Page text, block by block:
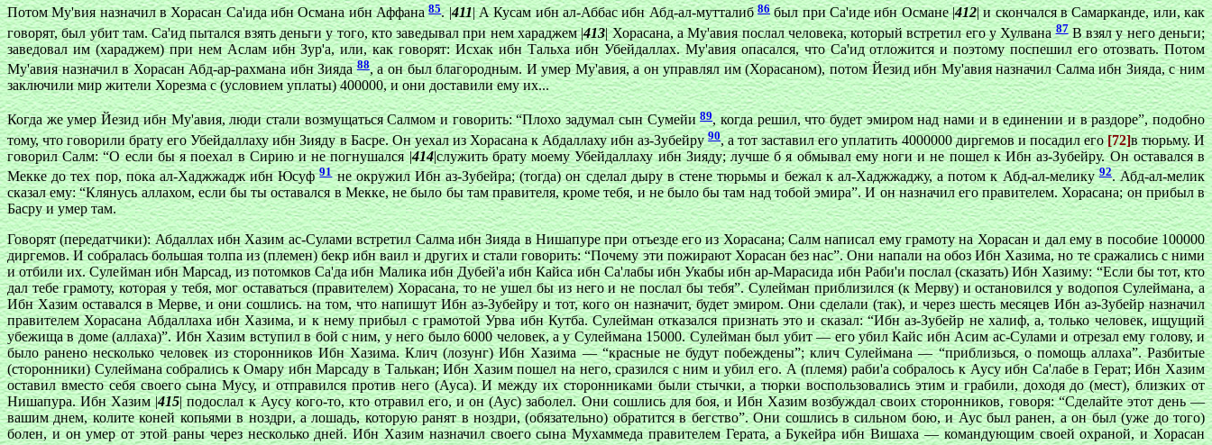
Потом Му'вия назначил в Хорасан Са'ида ибн Османа ибн Аффана85. |411| А Кусам ибн ал-Аббас ибн Абд-ал-мутталиб86был при Са'иде ибн Османе |412| и скончался в Самарканде, или, как
говорят, был убит там. Са'ид пытался взять деньги у того, кто заведывал при нем хараджем |413| Хорасана, а Му'авия послал человека, который встретил его у Хулвана87В взял у него деньги;
заведовал им (хараджем) при нем Аслам ибн Зур'а, или, как говорят: Исхак ибн Тальха ибн Убейдаллах. Му'авия опасался, что Са'ид отложится и поэтому поспешил его отозвать. Потом
Му'авия назначил в Хорасан Абд-ар-рахмана ибн Зияда88, а он был благородным. И умер Му'авия, а он управлял им (Хорасаном), потом Йезид ибн Му'авия назначил Салма ибн Зияда, с ним
заключили мир жители Хорезма с (условием уплаты) 400000, и они доставили ему их...
Когда же умер Йезид ибн Му'авия, люди стали возмущаться Салмом и говорить: “Плохо задумал сын Сумейи89, когда решил, что будет эмиром над нами и в единении и в раздоре”, подобно
тому, что говорили брату его Убейдаллаху ибн Зияду в Басре. Он уехал из Хорасана к Абдаллаху ибн аз-Зубейру90, а тот заставил его уплатить 4000000 диргемов и посадил его[72]в тюрьму. И
говорил Салм: “О если бы я поехал в Сирию и не погнушался |414|служить брату моему Убейдаллаху ибн Зияду; лучше б я обмывал ему ноги и не пошел к Ибн аз-Зубейру. Он оставался в
Мекке до тех пор, пока ал-Хаджжадж ибн Юсуф91не окружил Ибн аз-Зубейра; (тогда) он сделал дыру в стене тюрьмы и бежал к ал-Хаджжаджу, а потом к Абд-ал-мелику92. Абд-ал-мелик
сказал ему: “Клянусь аллахом, если бы ты оставался в Мекке, не было бы там правителя, кроме тебя, и не было бы там над тобой эмира”. И он назначил его правителем. Хорасана; он прибыл в
Басру и умер там.
Говорят (передатчики): Абдаллах ибн Хазим ас-Сулами встретил Салма ибн Зияда в Нишапуре при отъезде его из Хорасана; Салм написал ему грамоту на Хорасан и дал ему в пособие 100000
диргемов. И собралась большая толпа из (племен) бекр ибн ваил и других и стали говорить: “Почему эти пожирают Хорасан без нас”. Они напали на обоз Ибн Хазима, но те сражались с ними
и отбили их. Сулейман ибн Марсад, из потомков Са'да ибн Малика ибн Дубей'а ибн Кайса ибн Са'лабы ибн Укабы ибн ар-Марасида ибн Раби'и послал (сказать) Ибн Хазиму: “Если бы тот, кто
дал тебе грамоту, которая у тебя, мог оставаться (правителем) Хорасана, то не ушел бы из него и не послал бы тебя”. Сулейман приблизился (к Мерву) и остановился у водопоя Сулеймана, а
Ибн Хазим оставался в Мерве, и они сошлись. на том, что напишут Ибн аз-Зубейру и тот, кого он назначит, будет эмиром. Они сделали (так), и через шесть месяцев Ибн аз-Зубейр назначил
правителем Хорасана Абдаллаха ибн Хазима, и к нему прибыл с грамотой Урва ибн Кутба. Сулейман отказался признать это и сказал: “Ибн аз-Зубейр не халиф, а, только человек, ищущий
убежища в доме (аллаха)”. Ибн Хазим вступил в бой с ним, у него было 6000 человек, а у Сулеймана 15000. Сулейман был убит — его убил Кайс ибн Асим ас-Сулами и отрезал ему голову, и
было ранено несколько человек из сторонников Ибн Хазима. Клич (лозунг) Ибн Хазима — “красные не будут побеждены”; клич Сулеймана — “приблизься, о помощь аллаха”. Разбитые
(сторонники) Сулеймана собрались к Омару ибн Марсаду в Талькан; Ибн Хазим пошел на него, сразился с ним и убил его. А (племя) раби'а собралось к Аусу ибн Са'лабе в Герат; Ибн Хазим
оставил вместо себя своего сына Мусу, и отправился против него (Ауса). И между их сторонниками были стычки, а тюрки воспользовались этим и грабили, доходя до (мест), близких от
Нишапура. Ибн Хазим |415| подослал к Аусу кого-то, кто отравил его, и он (Аус) заболел. Они сошлись для боя, и Ибн Хазим возбуждал своих сторонников, говоря: “Сделайте этот день —
вашим днем, колите коней копьями в ноздри, а лошадь, которую ранят в ноздри, (обязательно) обратится в бегство”. Они сошлись в сильном бою, и Аус был ранен, a он был (уже до того)
болен, и он умер от этой раны через несколько дней. Ибн Хазим назначил своего сына Мухаммеда правителем Герата, а Букейра ибн Вишаха — командующим своей охраной, и Хорасан